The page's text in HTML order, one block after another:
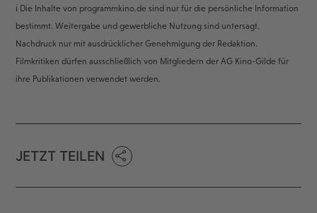
ℹ️ Die Inhalte von programmkino.de sind nur für die persönliche Information
bestimmt. Weitergabe und gewerbliche Nutzung sind untersagt.
Nachdruck nur mit ausdrücklicher Genehmigung der Redaktion.
Filmkritiken dürfen ausschließlich von Mitgliedern der AG Kino-Gilde für
ihre Publikationen verwendet werden.
JETZT TEILEN